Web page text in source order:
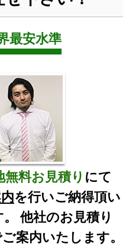
最安水準
無料お見積り にて
を行いご納得頂い
他社のお見積り
案内いたします。